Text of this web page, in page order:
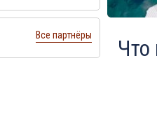
Все партнёры